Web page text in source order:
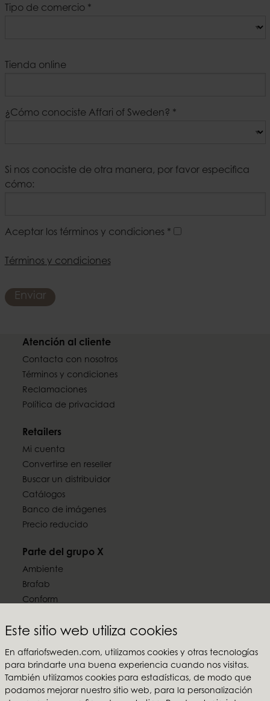
Este sitio web utiliza cookies
En affariofsweden.com, utilizamos cookies y otras tecnologías
para brindarte una buena experiencia cuando nos visitas.
También utilizamos cookies para estadísticas, de modo que
podamos mejorar nuestro sitio web, para la personalización
Tipo de comercio *
Tienda online
¿Cómo conociste Affari of Sweden? *
Si nos conociste de otra manera, por favor especifica
cómo:
Aceptar los términos y condiciones *
Términos y condiciones
Enviar
Atención al cliente
Contacta con nosotros
Términos y condiciones
Reclamaciones
Política de privacidad
Retailers
Mi cuenta
Convertirse en reseller
Buscar un distribuidor
Catálogos
Banco de imágenes
Precio reducido
Parte del grupo X
Ambiente
Brafab
Conform
MTI
Síguenos en las redes sociales